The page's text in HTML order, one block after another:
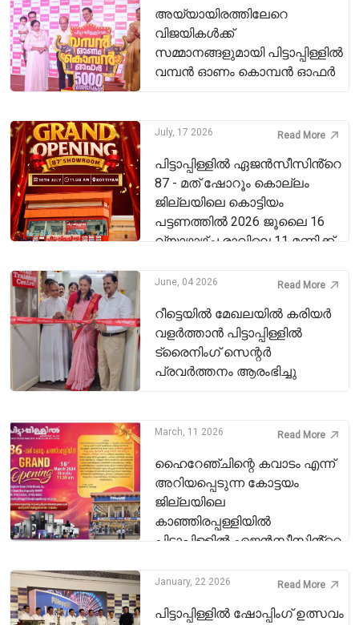
അയ്യായിരത്തിലേറെ
വിജയികൾക്ക്
സമ്മാനങ്ങളുമായി പിട്ടാപ്പിള്ളിൽ
വമ്പൻ ഓണം കൊമ്പൻ ഓഫർ
July, 17 2026 Read More
പിട്ടാപ്പിള്ളിൽ ഏജൻസീസിൻ്റെ
87 - മത് ഷോറൂം കൊല്ലം
ജില്ലയിലെ കൊട്ടിയം
പട്ടണത്തിൽ 2026 ജൂലൈ 16
വ്യാഴാഴ്ച രാവിലെ 11 മണിക്ക്
June, 04 2026 Read More
റീട്ടെയിൽ മേഖലയിൽ കരിയർ
വളർത്താൻ പിട്ടാപ്പിള്ളിൽ
ട്രൈനിംഗ് സെന്റർ
പ്രവർത്തനം ആരംഭിച്ചു
March, 11 2026 Read More
ഹൈറേഞ്ചിന്റെ കവാടം എന്ന്
അറിയപ്പെടുന്ന കോട്ടയം
ജില്ലയിലെ
കാഞ്ഞിരപ്പള്ളിയിൽ
പിട്ടാപ്പിള്ളിൽ ഏജൻസീസിൻ്റെ
തിങ്കളാഴ്‌ച രാവിലെ 11.00 ന്
January, 22 2026 Read More
പിട്ടാപ്പിള്ളിൽ ഷോപ്പിംഗ് ഉത്സവം